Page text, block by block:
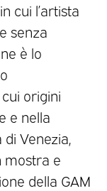
cui l’artista
senza
è lo
origini
e nella
Venezia,
mostra e
della GAM